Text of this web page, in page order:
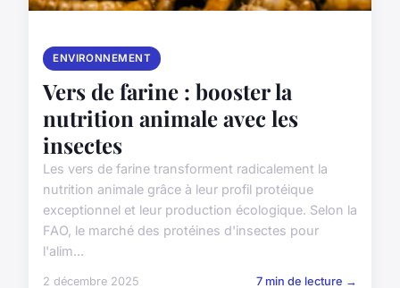
ENVIRONNEMENT
Vers de farine : booster la
nutrition animale avec les
insectes
Les vers de farine transforment radicalement la
nutrition animale grâce à leur profil protéique
exceptionnel et leur production écologique. Selon la
FAO, le marché des protéines d'insectes pour
l'alim...
2 décembre 2025 7 min de lecture →